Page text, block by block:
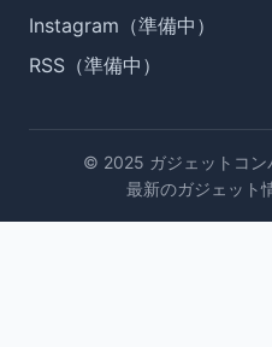
Instagram（準備中）
RSS（準備中）
© 2025 ガジェットコ
最新のガジェット